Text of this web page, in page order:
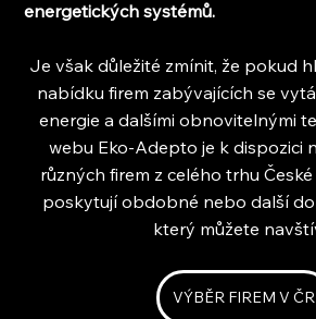
energetických systémů.
Je však důležité zmínit, že pokud
nabídku firem zabývajících se
energie a dalšími obnovitelnými
webu Eko-Adepto je k dispozici
různých firem z celého trhu
poskytují obdobné nebo další
který můžete
VÝBĚR FIREM V ČR